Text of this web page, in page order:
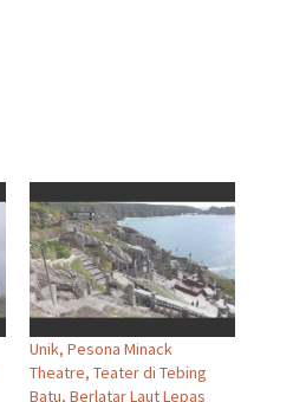
Unik, Pesona Minack
Theatre, Teater di Tebing
Batu, Berlatar Laut Lepas